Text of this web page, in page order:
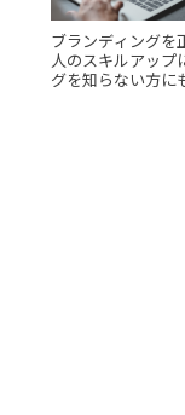
ブランディングを
人のスキルアップ
グを知らない方に